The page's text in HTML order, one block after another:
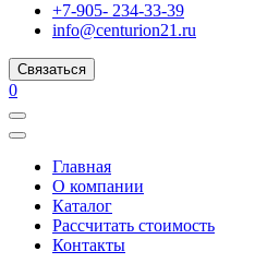
+7-905- 234-33-39
info@centurion21.ru
Связаться
0
Главная
О компании
Каталог
Рассчитать стоимость
Контакты